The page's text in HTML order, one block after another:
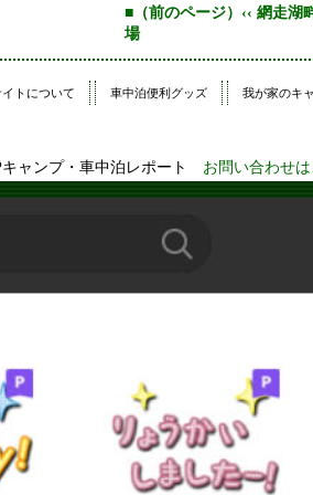
■（前のページ）‹‹ 網走湖
場
イトについて 車中泊便利グッズ 我が家のキ
キャンプ・車中泊レポート お問い合わせ